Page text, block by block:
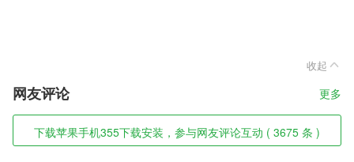
收起
网友评论 更多
下载苹果手机355下载安装，参与网友评论互动 ( 3675 条 )